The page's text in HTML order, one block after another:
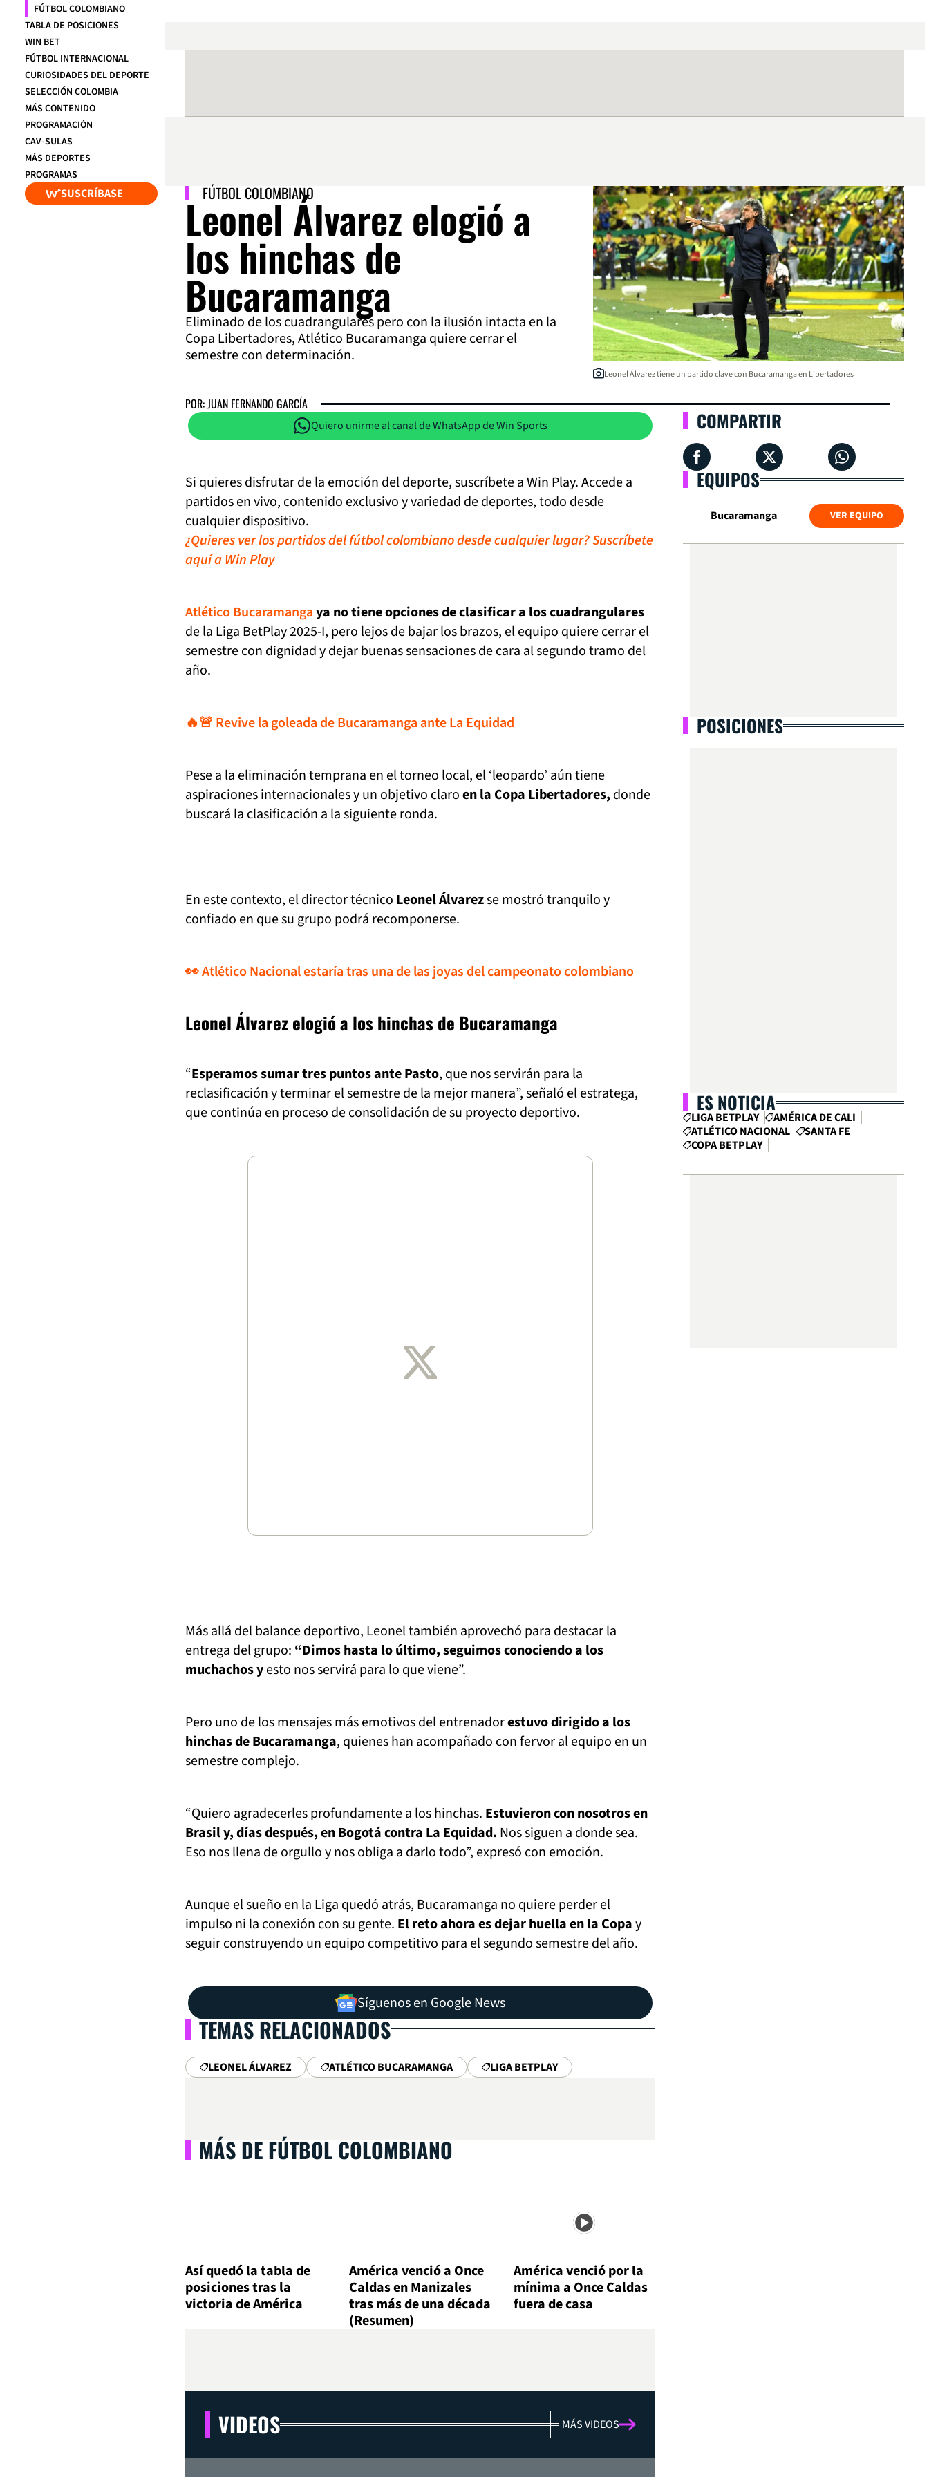
FÚTBOL COLOMBIANO
TABLA DE POSICIONES
WIN BET
FÚTBOL INTERNACIONAL
CURIOSIDADES DEL DEPORTE
SELECCIÓN COLOMBIA
MÁS CONTENIDO
PROGRAMACIÓN
CAV-SULAS
MÁS DEPORTES
PROGRAMAS
SUSCRÍBASE FÚTBOL COLOMBIANO
Leonel Álvarez elogió a
los hinchas de
Bucaramanga
Eliminado de los cuadrangulares pero con la ilusión intacta en la
Copa Libertadores, Atlético Bucaramanga quiere cerrar el
semestre con determinación.
Leonel Álvarez tiene un partido clave con Bucaramanga en Libertadores
POR: JUAN FERNANDO GARCÍA
Quiero unirme al canal de WhatsApp de Win Sports
Si quieres disfrutar de la emoción del deporte, suscríbete a Win Play. Accede a
partidos en vivo, contenido exclusivo y variedad de deportes, todo desde
cualquier dispositivo.
¿Quieres ver los partidos del fútbol colombiano desde cualquier lugar? Suscríbete
aquí a Win Play
Atlético Bucaramangaya no tiene opciones de clasificar a los cuadrangulares
de la Liga BetPlay 2025-I, pero lejos de bajar los brazos, el equipo quiere cerrar el
semestre con dignidad y dejar buenas sensaciones de cara al segundo tramo del
año.
🔥🚨 Revive la goleada de Bucaramanga ante La Equidad
Pese a la eliminación temprana en el torneo local, el ‘leopardo’ aún tiene
aspiraciones internacionales y un objetivo claroen la Copa Libertadores, donde
buscará la clasificación a la siguiente ronda.
En este contexto, el director técnico Leonel Álvarezse mostró tranquilo y
confiado en que su grupo podrá recomponerse.
👀 Atlético Nacional estaría tras una de las joyas del campeonato colombiano
Leonel Álvarez elogió a los hinchas de Bucaramanga
“Esperamos sumar tres puntos ante Pasto, que nos servirán para la
reclasificación y terminar el semestre de la mejor manera”, señaló el estratega,
que continúa en proceso de consolidación de su proyecto deportivo.
Más allá del balance deportivo, Leonel también aprovechó para destacar la
entrega del grupo: “Dimos hasta lo último, seguimos conociendo a los
muchachos yesto nos servirá para lo que viene”.
Pero uno de los mensajes más emotivos del entrenadorestuvo dirigido a los
hinchas de Bucaramanga, quienes han acompañado con fervor al equipo en un
semestre complejo.
“Quiero agradecerles profundamente a los hinchas. Estuvieron con nosotros en
Brasil y, días después, en Bogotá contra La Equidad. Nos siguen a donde sea.
Eso nos llena de orgullo y nos obliga a darlo todo”, expresó con emoción.
Aunque el sueño en la Liga quedó atrás, Bucaramanga no quiere perder el
impulso ni la conexión con su gente. El reto ahora es dejar huella en la Copay
seguir construyendo un equipo competitivo para el segundo semestre del año.
Síguenos en Google News
TEMAS RELACIONADOS
LEONEL ÁLVAREZ ATLÉTICO BUCARAMANGA LIGA BETPLAY
MÁS DE FÚTBOL COLOMBIANO
Así quedó la tabla de
posiciones tras la
victoria de América
América venció a Once
Caldas en Manizales
tras más de una década
(Resumen)
América venció por la
mínima a Once Caldas
fuera de casa
VIDEOS MÁS VIDEOS
COMPARTIR
EQUIPOS
Bucaramanga VER EQUIPO
POSICIONES
ES NOTICIA
LIGA BETPLAY
AMÉRICA DE CALI
ATLÉTICO NACIONAL
SANTA FE
COPA BETPLAY